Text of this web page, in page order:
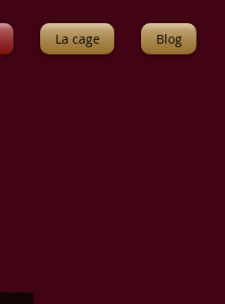
La cage Blog